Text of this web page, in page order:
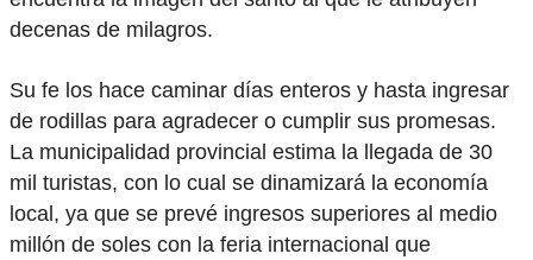
decenas de milagros.
Su fe los hace caminar días enteros y hasta ingresar
de rodillas para agradecer o cumplir sus promesas.
La municipalidad provincial estima la llegada de 30
mil turistas, con lo cual se dinamizará la economía
local, ya que se prevé ingresos superiores al medio
millón de soles con la feria internacional que